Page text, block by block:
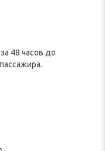
48 часов до